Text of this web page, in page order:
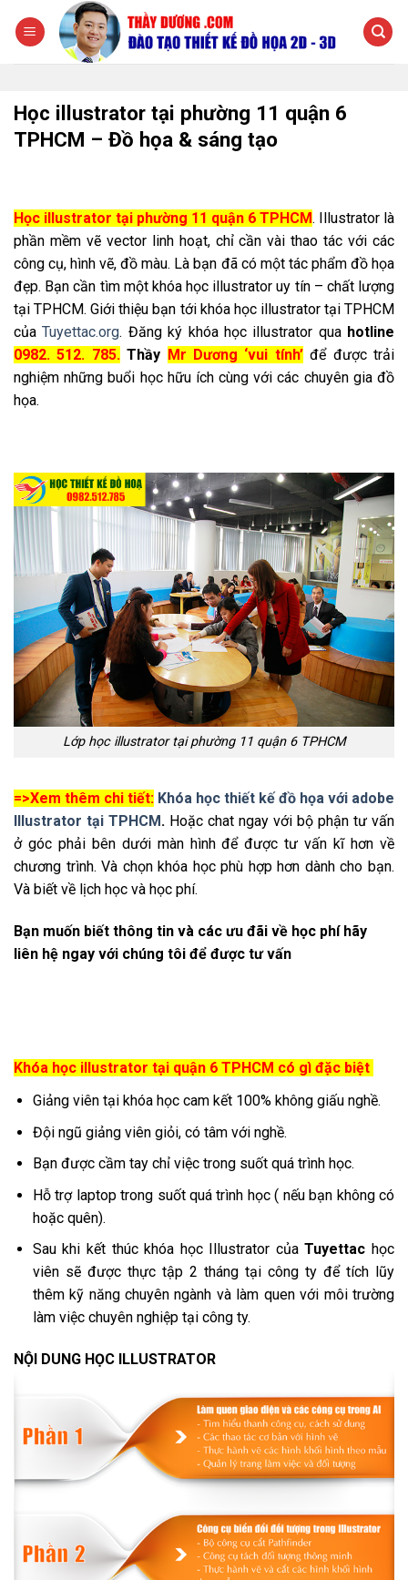
đến
Học illustrator tại phường 11 quận 6
TPHCM – Đồ họa & sáng tạo
Học illustrator tại phường 11 quận 6 TPHCM. Illustrator là
phần mềm vẽ vector linh hoạt, chỉ cần vài thao tác với các
công cụ, hình vẽ, đồ màu. Là bạn đã có một tác phẩm đồ họa
đẹp. Bạn cần tìm một khóa học illustrator uy tín – chất lượng
tại TPHCM. Giới thiệu bạn tới khóa học illustrator tại TPHCM
củaTuyettac.org. Đăng ký khóa học illustrator qua hotline
0982. 512. 785. Thầy Mr Dương ‘vui tính’để được trải
nghiệm những buổi học hữu ích cùng với các chuyên gia đồ
họa.
Lớp học illustrator tại phường 11 quận 6 TPHCM
=>Xem thêm chi tiết: Khóa học thiết kế đồ họa với adobe
Illustrator tại TPHCM. Hoặc chat ngay với bộ phận tư vấn
ở góc phải bên dưới màn hình để được tư vấn kĩ hơn về
chương trình. Và chọn khóa học phù hợp hơn dành cho bạn.
Và biết về lịch học và học phí.
Bạn muốn biết thông tin và các ưu đãi về học phí hãy
liên hệ ngay với chúng tôi để được tư vấn
Khóa học illustrator tại quận 6 TPHCM có gì đặc biệt
Giảng viên tại khóa học cam kết 100% không giấu nghề.
Đội ngũ giảng viên giỏi, có tâm với nghề.
Bạn được cầm tay chỉ việc trong suốt quá trình học.
Hỗ trợ laptop trong suốt quá trình học ( nếu bạn không có
hoặc quên).
Sau khi kết thúc khóa học Illustrator củaTuyettac học
viên sẽ được thực tập 2 tháng tại công ty để tích lũy
thêm kỹ năng chuyên ngành và làm quen với môi trường
làm việc chuyên nghiệp tại công ty.
NỘI DUNG HỌC ILLUSTRATOR